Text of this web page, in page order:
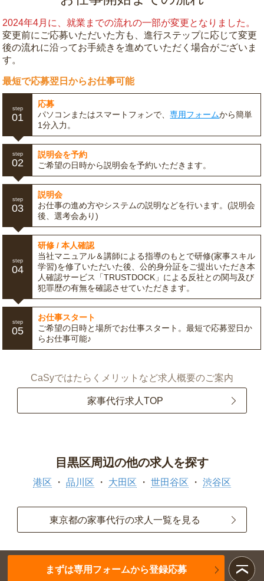
2024年4月に、就業までの流れの一部が変更となりました。
変更前にご応募いただいた方も、進行ステップに応じて変更
後の流れに沿ってお手続きを進めていただく場合がございま
す。
最短で応募翌日からお仕事可能
step
01
応募
パソコンまたはスマートフォンで、専用フォームから簡単
1分入力。
step
02
説明会を予約
ご希望の日時から説明会を予約いただきます。
step
03
説明会
お仕事の進め方やシステムの説明などを行います。(説明会
後、選考会あり)
step
04
研修 / 本人確認
当社マニュアル＆講師による指導のもとで研修(家事スキル
学習)を修了いただいた後、公的身分証をご提出いただき本
人確認サービス「TRUSTDOCK」による反社との関与及び
犯罪歴の有無を確認させていただきます。
step
05
お仕事スタート
ご希望の日時と場所でお仕事スタート。最短で応募翌日か
らお仕事可能♪
CaSyではたらくメリットなど求人概要のご案内
家事代行求人TOP
目黒区周辺の他の求人を探す
港区 品川区 大田区 世田谷区 渋谷区
東京都の家事代行の求人一覧を見る
まずは専用フォームから登録応募